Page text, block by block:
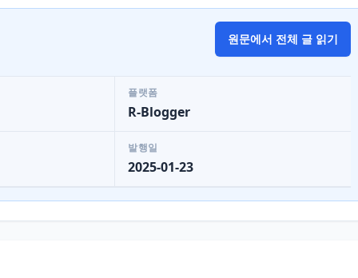
원문에서 전체 글 읽기
플랫폼
R-Blogger
발행일
2025-01-23